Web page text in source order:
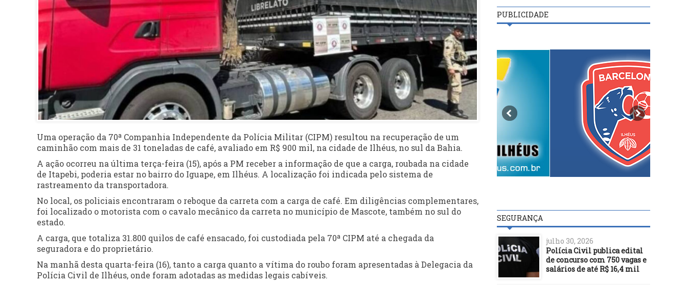
Uma operação da 70ª Companhia Independente da Polícia Militar (CIPM) resultou na recuperação de um
caminhão com mais de 31 toneladas de café, avaliado em R$ 900 mil, na cidade de Ilhéus, no sul da Bahia.
A ação ocorreu na última terça-feira (15), após a PM receber a informação de que a carga, roubada na cidade
de Itapebi, poderia estar no bairro do Iguape, em Ilhéus. A localização foi indicada pelo sistema de
rastreamento da transportadora.
No local, os policiais encontraram o reboque da carreta com a carga de café. Em diligências complementares,
foi localizado o motorista com o cavalo mecânico da carreta no município de Mascote, também no sul do
estado.
A carga, que totaliza 31.800 quilos de café ensacado, foi custodiada pela 70ª CIPM até a chegada da
seguradora e do proprietário.
Na manhã desta quarta-feira (16), tanto a carga quanto a vítima do roubo foram apresentadas à Delegacia da
Polícia Civil de Ilhéus, onde foram adotadas as medidas legais cabíveis.
PUBLICIDADE
SEGURANÇA
julho 30, 2026
Polícia Civil publica edital
de concurso com 750 vagas e
salários de até R$ 16,4 mil